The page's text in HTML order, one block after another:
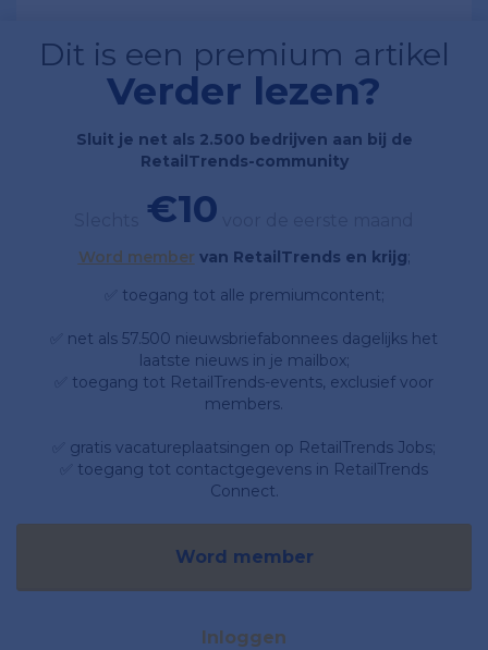
Dit is een premium artikel
Verder lezen?
Sluit je net als 2.500 bedrijven aan bij de
RetailTrends-community
€10
Word member van RetailTrends en krijg;
✅ toegang tot alle premiumcontent;
✅ net als 57.500 nieuwsbriefabonnees dagelijks het
laatste nieuws in je mailbox;
✅ toegang tot RetailTrends-events, exclusief voor
members.
✅ gratis vacatureplaatsingen op RetailTrends Jobs;
✅ toegang tot contactgegevens in RetailTrends
Connect.
Word member
Inloggen